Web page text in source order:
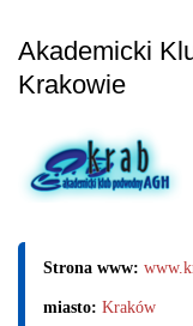
Akademicki
Krakowie
Strona www:
miasto: Kraków